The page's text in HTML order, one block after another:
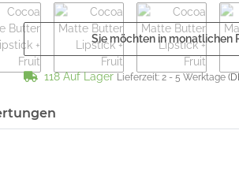
Sie möchten in monatlichen
118 Auf Lager Lieferzeit: 2 - 5 Werktage